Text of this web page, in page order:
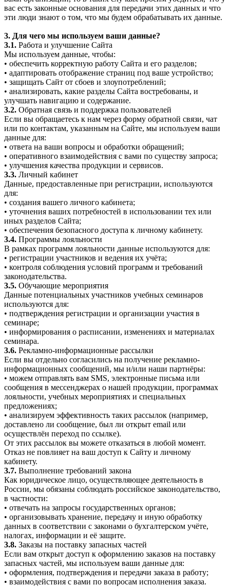
вас есть законные основания для передачи этих данных и что
эти люди знают о том, что мы будем обрабатывать их данные.
3. Для чего мы используем ваши данные?
3.1. Работа и улучшение Сайта
Мы используем данные, чтобы:
• обеспечить корректную работу Сайта и его разделов;
• адаптировать отображение страниц под ваше устройство;
• защищать Сайт от сбоев и злоупотреблений;
• анализировать, какие разделы Сайта востребованы, и
улучшать навигацию и содержание.
3.2. Обратная связь и поддержка пользователей
Если вы обращаетесь к нам через форму обратной связи, чат
или по контактам, указанным на Сайте, мы используем ваши
данные для:
• ответа на ваши вопросы и обработки обращений;
• оперативного взаимодействия с вами по существу запроса;
• улучшения качества продукции и сервисов.
3.3. Личный кабинет
Данные, предоставленные при регистрации, используются
для:
• создания вашего личного кабинета;
• уточнения ваших потребностей в использовании тех или
иных разделов Сайта;
• обеспечения безопасного доступа к личному кабинету.
3.4. Программы лояльности
В рамках программ лояльности данные используются для:
• регистрации участников и ведения их учёта;
• контроля соблюдения условий программ и требований
законодательства.
3.5. Обучающие мероприятия
Данные потенциальных участников учебных семинаров
используются для:
• подтверждения регистрации и организации участия в
семинаре;
• информирования о расписании, изменениях и материалах
семинара.
3.6. Рекламно-информационные рассылки
Если вы отдельно согласились на получение рекламно-
информационных сообщений, мы и/или наши партнёры:
• можем отправлять вам SMS, электронные письма или
сообщения в мессенджерах о нашей продукции, программах
лояльности, учебных мероприятиях и специальных
предложениях;
• анализируем эффективность таких рассылок (например,
доставлено ли сообщение, был ли открыт email или
осуществлён переход по ссылке).
От этих рассылок вы можете отказаться в любой момент.
Отказ не повлияет на ваш доступ к Сайту и личному
кабинету.
3.7. Выполнение требований закона
Как юридическое лицо, осуществляющее деятельность в
России, мы обязаны соблюдать российское законодательство,
в частности:
• отвечать на запросы государственных органов;
• организовывать хранение, передачу и иную обработку
данных в соответствии с законами о бухгалтерском учёте,
налогах, информации и её защите.
3.8. Заказы на поставку запасных частей
Если вам открыт доступ к оформлению заказов на поставку
запасных частей, мы используем ваши данные для:
• оформления, подтверждения и передачи заказа в работу;
• взаимодействия с вами по вопросам исполнения заказа.